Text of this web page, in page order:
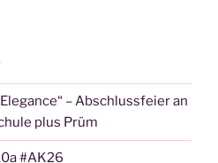
– Abschlussfeier an
plus Prüm
#AK26